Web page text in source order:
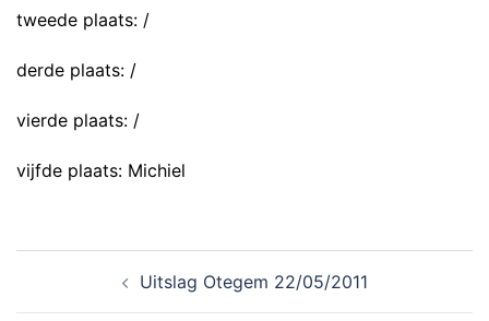
tweede plaats: /
derde plaats: /
vierde plaats: /
vijfde plaats: Michiel
Uitslag Otegem 22/05/2011